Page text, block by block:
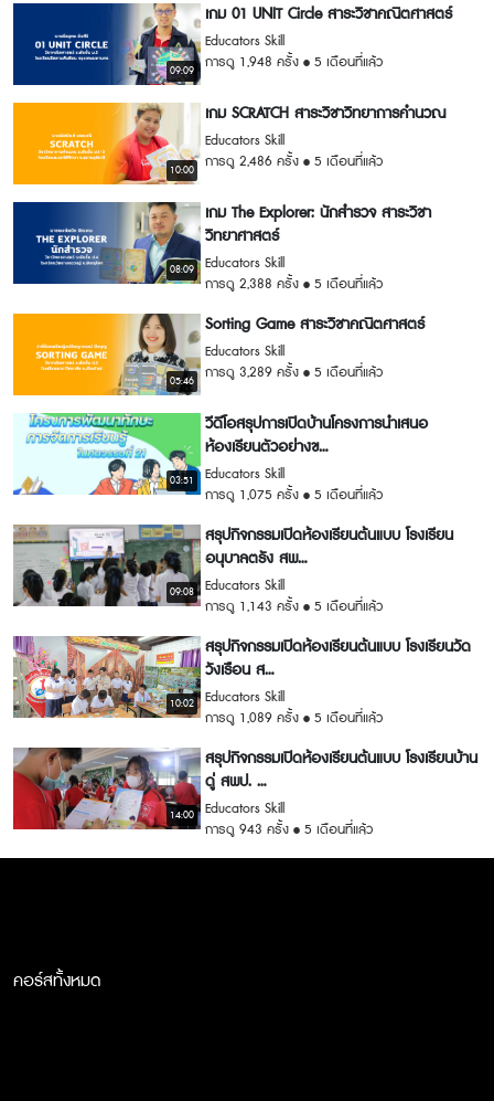
09:09
เกม 01 UNIT Circle สาระวิชาคณิตศาสตร์
Educators Skill
การดู 1,948 ครั้ง
5 เดือนที่แล้ว
10:00
เกม SCRATCH สาระวิชาวิทยาการคำนวณ
Educators Skill
การดู 2,486 ครั้ง
5 เดือนที่แล้ว
08:09
เกม The Explorer: นักสำรวจ สาระวิชา
วิทยาศาสตร์
Educators Skill
การดู 2,388 ครั้ง
5 เดือนที่แล้ว
05:46
Sorting Game สาระวิชาคณิตศาสตร์
Educators Skill
การดู 3,289 ครั้ง
5 เดือนที่แล้ว
03:51
วีดีโอสรุปการเปิดบ้านโครงการนำเสนอ
ห้องเรียนตัวอย่างข...
Educators Skill
การดู 1,075 ครั้ง
5 เดือนที่แล้ว
09:08
สรุปกิจกรรมเปิดห้องเรียนต้นแบบ โรงเรียน
อนุบาลตรัง สพ...
Educators Skill
การดู 1,143 ครั้ง
5 เดือนที่แล้ว
10:02
สรุปกิจกรรมเปิดห้องเรียนต้นแบบ โรงเรียนวัด
วังเรือน ส...
Educators Skill
การดู 1,089 ครั้ง
5 เดือนที่แล้ว
14:00
สรุปกิจกรรมเปิดห้องเรียนต้นแบบ โรงเรียนบ้าน
ดู่ สพป. ...
Educators Skill
การดู 943 ครั้ง
5 เดือนที่แล้ว
คอร์สทั้งหมด